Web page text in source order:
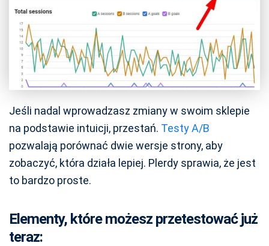
Jeśli nadal wprowadzasz zmiany w swoim sklepie
na podstawie intuicji, przestań. Testy A/B
pozwalają porównać dwie wersje strony, aby
zobaczyć, która działa lepiej. Plerdy sprawia, że jest
to bardzo proste.
Elementy, które możesz przetestować już
teraz: